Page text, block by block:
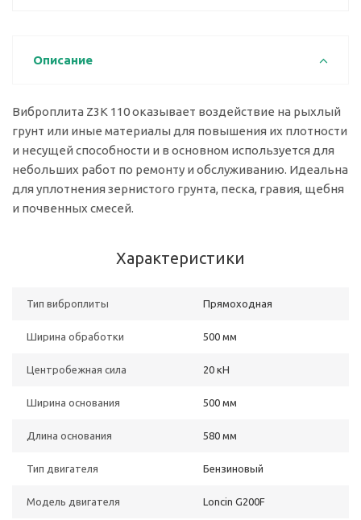
Описание
Виброплита Z3K 110 оказывает воздействие на рыхлый
грунт или иные материалы для повышения их плотности
и несущей способности и в основном используется для
небольших работ по ремонту и обслуживанию. Идеальна
для уплотнения зернистого грунта, песка, гравия, щебня
и почвенных смесей.
Характеристики
Тип виброплиты Прямоходная
Ширина обработки 500 мм
Центробежная сила 20 кН
Ширина основания 500 мм
Длина основания 580 мм
Тип двигателя Бензиновый
Модель двигателя Loncin G200F